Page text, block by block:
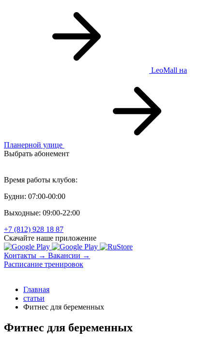
LeoMall на
Планерной улице
Выбрать абонемент
Время работы клубов:
Будни: 07:00-00:00
Выходные: 09:00-22:00
+7 (812) 928 18 87
Скачайте наше приложение
Контакты → Вакансии →
Расписание тренировок
Главная
статьи
Фитнес для беременных
Фитнес для беременных